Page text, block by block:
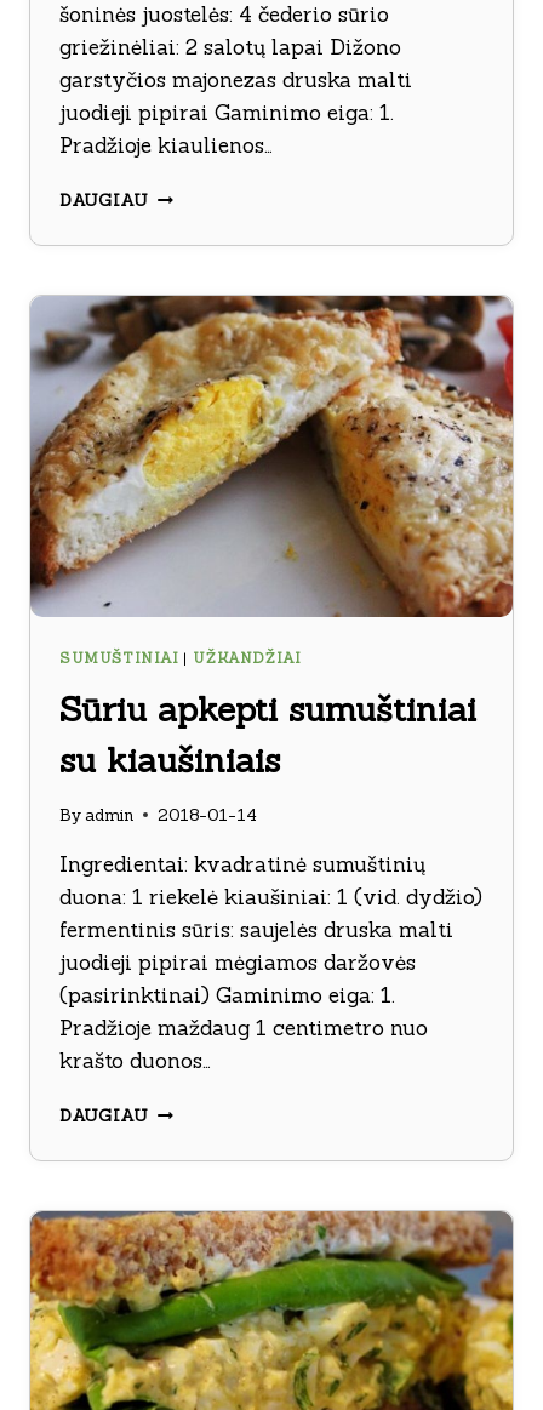
šoninės juostelės: 4 čederio sūrio
griežinėliai: 2 salotų lapai Dižono
garstyčios majonezas druska malti
juodieji pipirai Gaminimo eiga: 1.
Pradžioje kiaulienos…
DAUGIAUSUMUŠTINIAI
PRANCŪZIŠKŲ
SUMUŠTINIAI | UŽKANDŽIAI
Sūriu apkepti sumuštiniai
su kiaušiniais
By admin 2018-01-14
Ingredientai: kvadratinė sumuštinių
duona: 1 riekelė kiaušiniai: 1 (vid. dydžio)
fermentinis sūris: saujelės druska malti
juodieji pipirai mėgiamos daržovės
(pasirinktinai) Gaminimo eiga: 1.
Pradžioje maždaug 1 centimetro nuo
krašto duonos…
DAUGIAUSŪRIU
SUMUŠTINIAI
KIAUŠINIAIS